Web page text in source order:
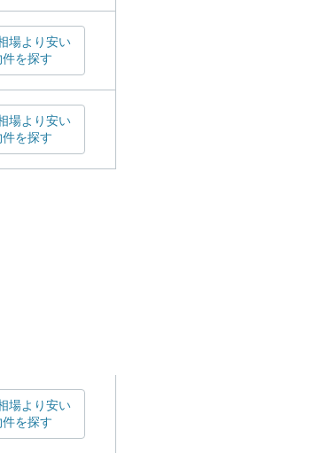
場より安い
件を探す
場より安い
件を探す
場より安い
件を探す